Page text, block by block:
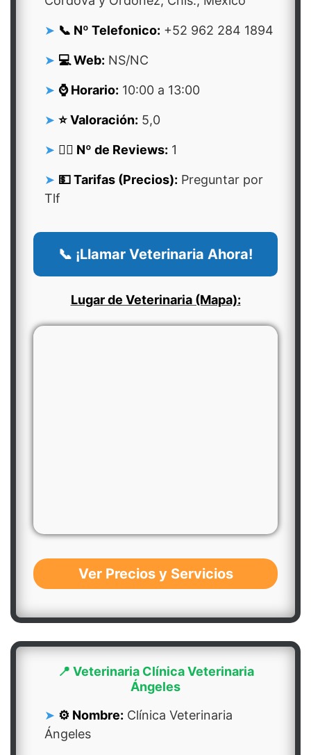
📞 Nº Telefonico: +52 962 284 1894
💻 Web: NS/NC
⌚ Horario: 10:00 a 13:00
⭐ Valoración: 5,0
👍🏻 Nº de Reviews: 1
💵 Tarifas (Precios): Preguntar por
Tlf
📞 ¡Llamar Veterinaria Ahora!
Lugar de Veterinaria (Mapa):
Ver Precios y Servicios
📍 Veterinaria Clínica Veterinaria
Ángeles
⚙️ Nombre: Clínica Veterinaria
Ángeles